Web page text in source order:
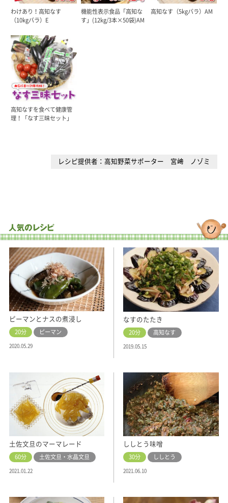
わけあり！高知なす
（10kgバラ）E
機能性表示食品「高知な
す」(12kg/3本×50袋)AM
高知なす（5kgバラ）AM
高知なすを食べて健康管
理！「なす三昧セット」
レシピ提供者：高知野菜サポーター 宮﨑 ノゾミ
ピーマンとナスの煮浸し
20分 ピーマン
2020.05.29
なすのたたき
20分 高知なす
2019.05.15
土佐文旦のマーマレード
60分 土佐文旦・水晶文旦
2021.01.22
ししとう味噌
30分 ししとう
2021.06.10